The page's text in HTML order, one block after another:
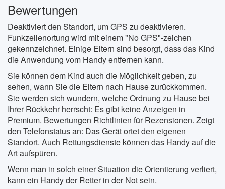
Bewertungen
Deaktiviert den Standort, um GPS zu deaktivieren.
Funkzellenortung wird mit einem "No GPS"-zeichen
gekennzeichnet. Einige Eltern sind besorgt, dass das Kind
die Anwendung vom Handy entfernen kann.
Sie können dem Kind auch die Möglichkeit geben, zu
sehen, wann Sie die Eltern nach Hause zurückkommen.
Sie werden sich wundern, welche Ordnung zu Hause bei
Ihrer Rückkehr herrscht: Es gibt keine Anzeigen in
Premium. Bewertungen Richtlinien für Rezensionen. Zeigt
den Telefonstatus an: Das Gerät ortet den eigenen
Standort. Auch Rettungsdienste können das Handy auf die
Art aufspüren.
Wenn man in solch einer Situation die Orientierung verliert,
kann ein Handy der Retter in der Not sein.